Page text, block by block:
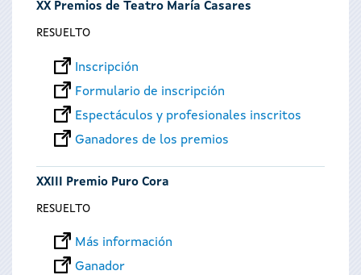
XX Premios de Teatro María Casares
RESUELTO
Inscripción
Formulario de inscripción
Espectáculos y profesionales inscritos
Ganadores de los premios
XXIII Premio Puro Cora
RESUELTO
Más información
Ganador